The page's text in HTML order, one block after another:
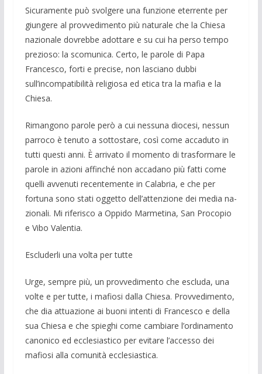
Sicuramente può svolgere una funzione eterrente per
giun­gere al provvedimento più naturale che la Chiesa
nazionale dovrebbe adottare e su cui ha perso tempo
prezioso: la scomuni­ca. Certo, le parole di Papa
Francesco, forti e precise, non lasciano dubbi
sull’incompatibilità religiosa ed etica tra la mafia e la
Chiesa.
Rimangono parole però a cui nessuna diocesi, nessun
parroco è tenuto a sotto­stare, così come accaduto in
tutti questi anni. È arrivato il momento di trasformare le
parole in azioni affinché non accadano più fatti come
quelli avvenuti recente­mente in Calabria, e che per
fortuna sono stati oggetto dell’attenzione dei media na­
zionali. Mi riferisco a Oppido Marmetina, San Procopio
e Vibo Valentia.
Escluderli una volta per tutte
Urge, sempre più, un provvedimento che escluda, una
volte e per tutte, i mafio­si dalla Chiesa. Provvedimento,
che dia attuazione ai buoni intenti di Francesco e della
sua Chiesa e che spieghi come cam­biare l’ordinamento
canonico ed ecclesia­stico per evitare l’accesso dei
mafiosi alla comunità ecclesiastica.